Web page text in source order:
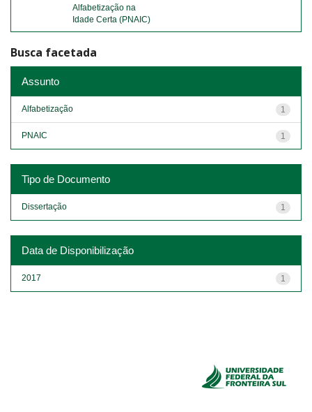
Alfabetização na
Idade Certa (PNAIC)
Busca facetada
Assunto
1
Alfabetização
1
PNAIC
Tipo de Documento
1
Dissertação
Data de Disponibilização
1
2017